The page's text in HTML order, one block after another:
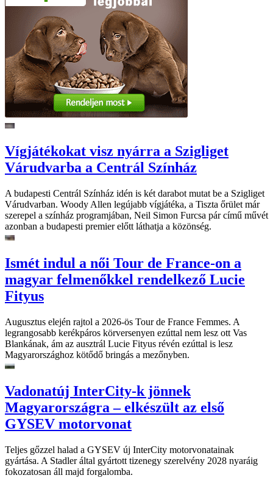
Vígjátékokat visz nyárra a Szigliget
Várudvarba a Centrál Színház
A budapesti Centrál Színház idén is két darabot mutat be a Szigliget
Várudvarban. Woody Allen legújabb vígjátéka, a Tiszta őrület már
szerepel a színház programjában, Neil Simon Furcsa pár című művét
azonban a budapesti premier előtt láthatja a közönség.
Ismét indul a női Tour de France-on a
magyar felmenőkkel rendelkező Lucie
Fityus
Augusztus elején rajtol a 2026-ös Tour de France Femmes. A
legrangosabb kerékpáros körversenyen ezúttal nem lesz ott Vas
Blankának, ám az ausztrál Lucie Fityus révén ezúttal is lesz
Magyarországhoz kötődő bringás a mezőnyben.
Vadonatúj InterCity-k jönnek
Magyarországra – elkészült az első
GYSEV motorvonat
Teljes gőzzel halad a GYSEV új InterCity motorvonatainak
gyártása. A Stadler által gyártott tizenegy szerelvény 2028 nyaráig
fokozatosan áll majd forgalomba.